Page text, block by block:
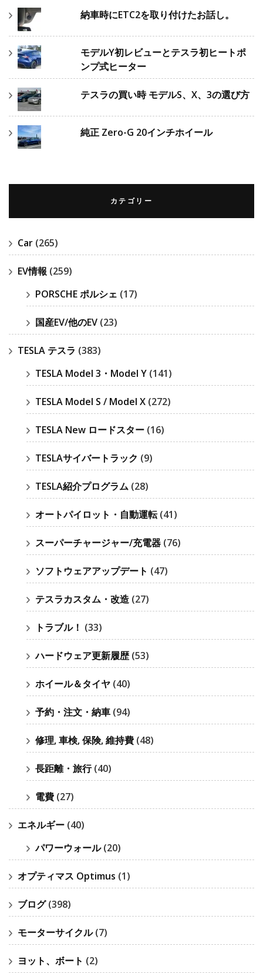
納車時にETC2を取り付けたお話し。
モデルY初レビューとテスラ初ヒートポ
ンプ式ヒーター
テスラの買い時 モデルS、X、3の選び方
純正 Zero-G 20インチホイール
カテゴリー
Car (265)
EV情報 (259)
PORSCHE ポルシェ (17)
国産EV/他のEV (23)
TESLA テスラ (383)
TESLA Model 3・Model Y (141)
TESLA Model S / Model X (272)
TESLA New ロードスター (16)
TESLAサイバートラック (9)
TESLA紹介プログラム (28)
オートパイロット・自動運転(41)
スーパーチャージャー/充電器 (76)
ソフトウェアアップデート (47)
テスラカスタム・改造 (27)
トラブル！ (33)
ハードウェア更新履歴(53)
ホイール＆タイヤ (40)
予約・注文・納車 (94)
修理, 車検, 保険, 維持費 (48)
長距離・旅行(40)
電費 (27)
エネルギー (40)
パワーウォール(20)
オプティマス Optimus (1)
ブログ(398)
モーターサイクル(7)
ヨット、ボート (2)